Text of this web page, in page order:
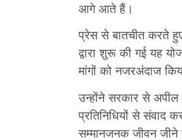
आगे आते हैं।
प्रेस से बातचीत करते
द्वारा शुरू की गई यह
मांगों को नजरअंदाज
उन्होंने सरकार से अपील
प्रतिनिधियों से संवाद
सम्मानजनक जीवन जीने